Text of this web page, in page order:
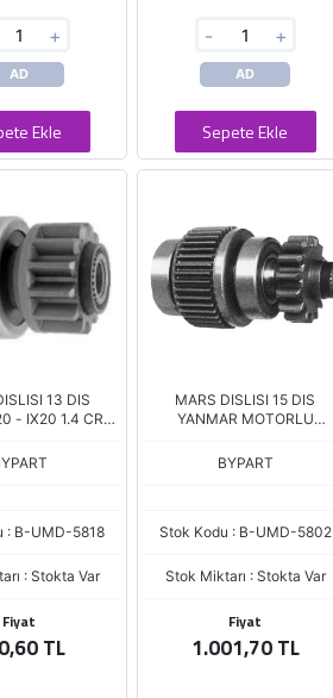
+
AD
Ekle
- +
AD
Sepete Ekle
13 DIS
- IX20 1.4 CRDI
- CERATO 1.6
: B-UMD-5818
: Stokta Var
Fiyat
TL
MARS DISLISI 15 DIS
YANMAR MOTORLU
BYPART
Stok Kodu : B-UMD-5802
Stok Miktarı : Stokta Var
Fiyat
1.001,70 TL